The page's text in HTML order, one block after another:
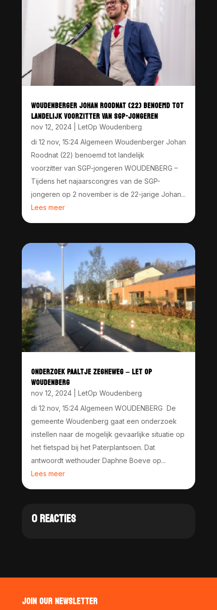
WOUDENBERGER JOHAN ROODNAT (22) BENOEMD TOT
LANDELIJK VOORZITTER VAN SGP-JONGEREN
nov 12, 2024| LetOp Woudenberg
di 12 nov, 15:24 Algemeen Woudenberger Johan
Roodnat (22) benoemd tot landelijk
voorzitter van SGP-jongeren WOUDENBERG –
Tijdens het najaarscongres van de SGP-
jongeren op 2 november is de 22-jarige Johan...
Lees meer
ONDERZOEK PAALTJE ZEGHEWEG – LET OP
WOUDENBERG
nov 12, 2024| LetOp Woudenberg
di 12 nov, 15:24 Algemeen WOUDENBERG De
gemeente Woudenberg gaat een onderzoek
instellen naar de mogelijk gevaarlijke situatie op
het fietspad bij het Paterplantsoen. Dat
antwoordt wethouder Daphne Boeve op...
Lees meer
0 REACTIES
JOIN OUR NEWSLETTER